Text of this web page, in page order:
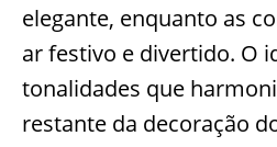
elegante, enquanto as
ar festivo e divertido. O
tonalidades que
restante da decoração